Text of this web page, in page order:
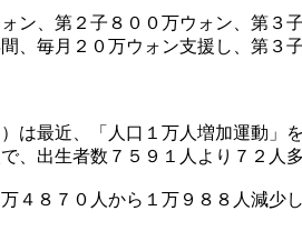
、第２子８００万ウォン、第３
、毎月２０万ウォン支援し、第３
最近、「人口１万人増加運動」
、出生者数７５９１人より７２人多
８７０人から１万９８８人減